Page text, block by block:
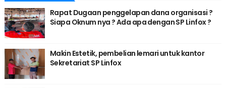
Rapat Dugaan penggelapan dana organisasi ?
Siapa Oknum nya ? Ada apa dengan SP Linfox ?
Makin Estetik, pembelian lemari untuk kantor
Sekretariat SP Linfox